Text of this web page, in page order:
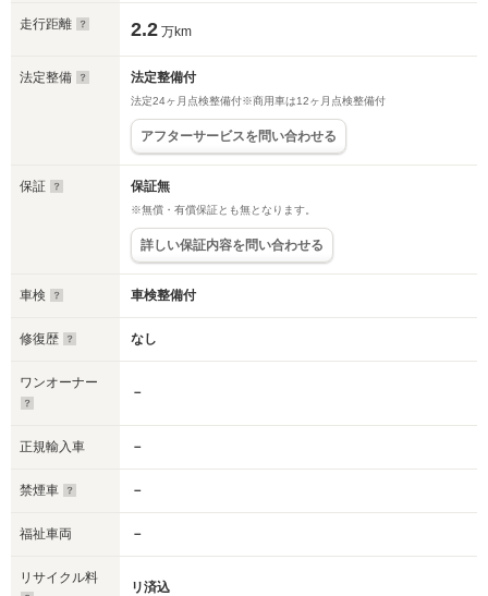
走行距離 2.2 万km
法定整備 法定整備付
法定24ヶ月点検整備付※商用車は12ヶ月点検整備付
アフターサービスを問い合わせる
保証 保証無
※無償・有償保証とも無となります。
詳しい保証内容を問い合わせる
車検 車検整備付
修復歴 なし
ワンオーナー
－
正規輸入車 －
禁煙車 －
福祉車両 －
リサイクル料
リ済込